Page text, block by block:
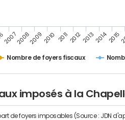
Nombre de foyers fiscaux
2007200820092010 20112012201320142015
imposés à la
de foyers imposables (Source : JDN